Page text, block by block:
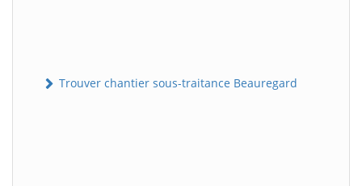
Trouver chantier sous-traitance Beauregard